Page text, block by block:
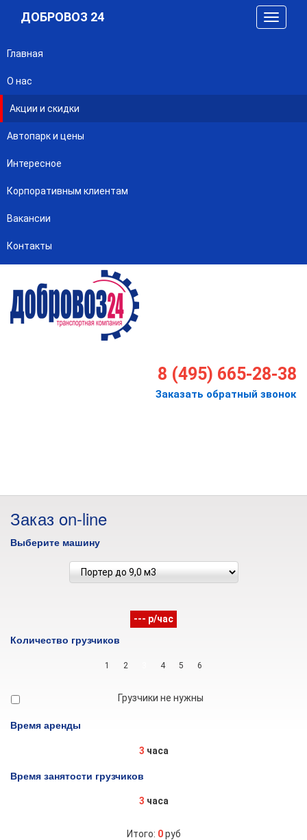
ДОБРОВОЗ 24
Главная
О нас
Акции и скидки
Автопарк и цены
Интересное
Корпоративным клиентам
Вакансии
Контакты
8 (495) 665-28-38
Заказать обратный звонок
Заказ on-line
Выберите машину
--- р/час
Количество грузчиков
1 2 4 5 6
Грузчики не нужны
Время аренды
3 часа
Время занятости грузчиков
3 часа
Итого: 0руб